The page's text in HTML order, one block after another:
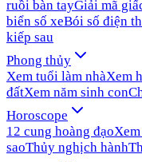
ruồi bàn tayGiải mã
biển số xeBói số điện
kiếp sau
Phong thủy
Xem tuổi làm nhàXem
đấtXem năm sinh con
Horoscope
12 cung hoàng đạo
saoThủy nghịch hành